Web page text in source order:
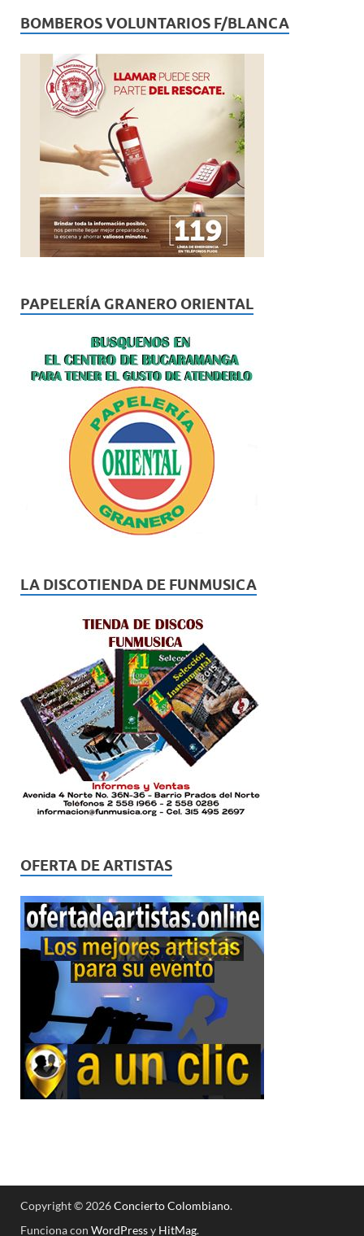
BOMBEROS VOLUNTARIOS F/BLANCA
PAPELERÍA GRANERO ORIENTAL
LA DISCOTIENDA DE FUNMUSICA
OFERTA DE ARTISTAS
Copyright © 2026Concierto Colombiano.
Funciona con WordPressy HitMag.